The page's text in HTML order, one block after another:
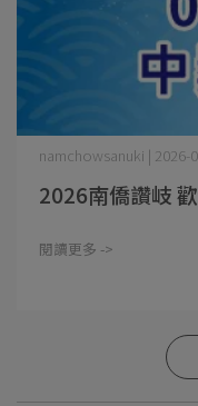
namchowsanuki | 2026-
2026南僑讚岐
閱讀更多 ->